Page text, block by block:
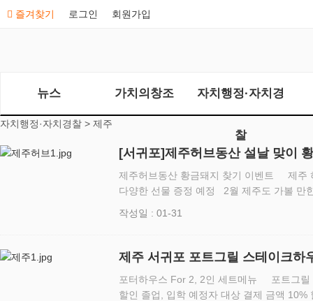
즐겨찾기 로그인 회원가입
뉴스 가치의창조 자치행정·자치경
찰
자치행정·자치경찰 > 제주
[서귀포]제주허브동산 설날 맞이
제주허브동산 황금돼지 찾기 이벤트 제주
다양한 선물 증정 예정 2월 제주도 가볼 만한 곳으로 유명한 제주 허브동산(이하
이벤트를…
작성일 : 01-31
제주 서귀포 포트그릴 스테이크하
이벤트 실시
포터하우스 For 2, 2인 세트메뉴 포트그릴
할인 졸업, 입학 예정자 대상 결제 금액